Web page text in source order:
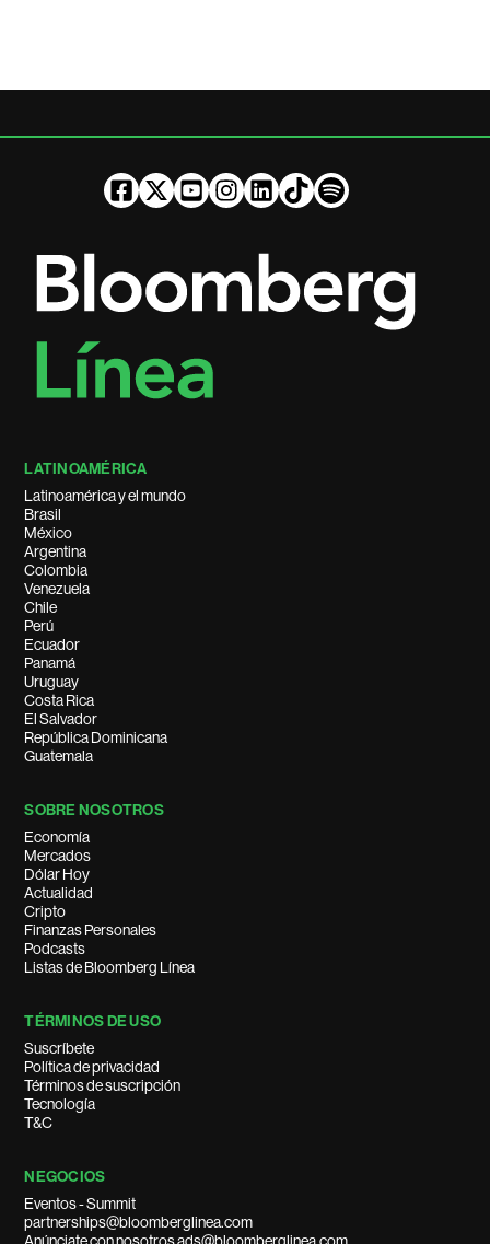
LATINOAMÉRICA
Latinoamérica y el mundo
Brasil
México
Argentina
Colombia
Venezuela
Chile
Perú
Ecuador
Panamá
Uruguay
Costa Rica
El Salvador
República Dominicana
Guatemala
SOBRE NOSOTROS
Economía
Mercados
Dólar Hoy
Actualidad
Cripto
Finanzas Personales
Podcasts
Listas de Bloomberg Línea
TÉRMINOS DE USO
Suscríbete
Política de privacidad
Términos de suscripción
Tecnología
T&C
NEGOCIOS
Eventos - Summit
partnerships@bloomberglinea.com